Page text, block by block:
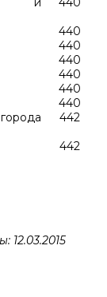
440
440
440
440
440
440
442
442
12.03.2015